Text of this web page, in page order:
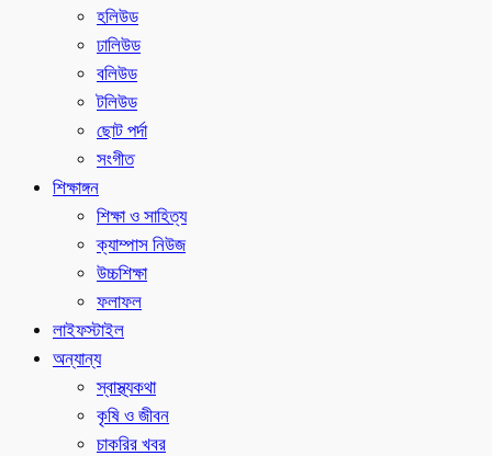
হলিউড
ঢালিউড
বলিউড
টলিউড
ছোট পর্দা
সংগীত
শিক্ষাঙ্গন
শিক্ষা ও সাহিত্য
ক্যাম্পাস নিউজ
উচ্চশিক্ষা
ফলাফল
লাইফস্টাইল
অন্যান্য
স্বাস্থ্যকথা
কৃষি ও জীবন
চাকরির খবর